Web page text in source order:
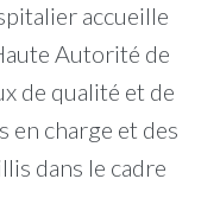
accueille
Autorité de
de qualité et de
en charge et des
dans le cadre